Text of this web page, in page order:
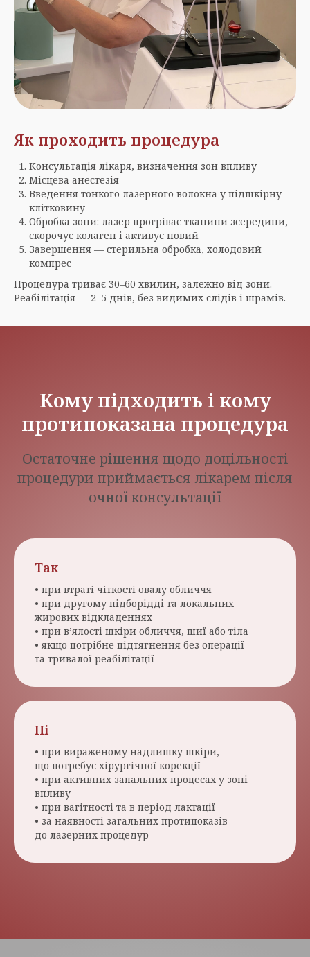
Як проходить процедура
Консультація лікаря, визначення зон впливу
Місцева анестезія
Введення тонкого лазерного волокна у підшкірну
клітковину
Обробка зони: лазер прогріває тканини зсередини,
скорочує колаген і активує новий
Завершення — стерильна обробка, холодовий
компрес
Процедура триває 30–60 хвилин, залежно від зони.
Реабілітація — 2–5 днів, без видимих слідів і шрамів.
Кому підходить і кому
протипоказана процедура
Остаточне рішення щодо доцільності
процедури приймається лікарем після
очної консультації
Так
• при втраті чіткості овалу обличчя
• при другому підборідді та локальних
жирових відкладеннях
• при в’ялості шкіри обличчя, шиї або тіла
• якщо потрібне підтягнення без операції
та тривалої реабілітації
Ні
• при вираженому надлишку шкіри,
що потребує хірургічної корекції
• при активних запальних процесах у зоні
впливу
• при вагітності та в період лактації
• за наявності загальних протипоказів
до лазерних процедур